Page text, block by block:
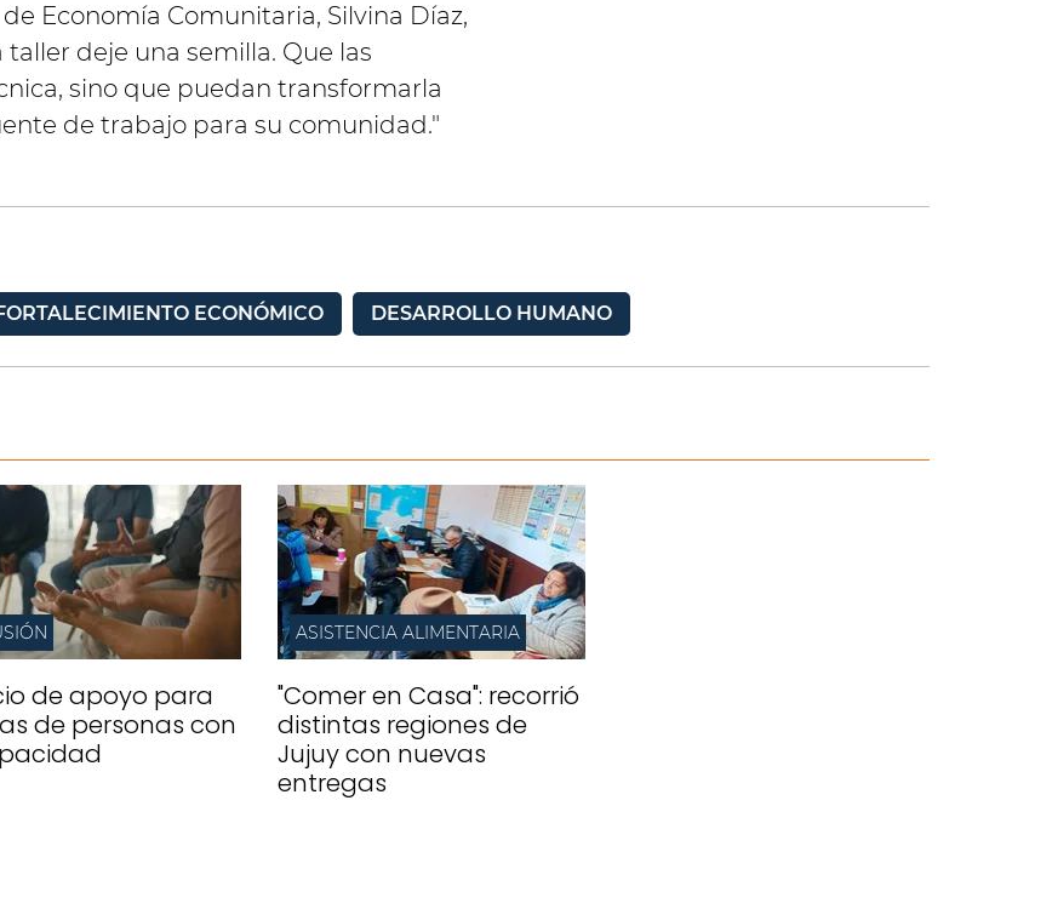
Economía Comunitaria, Silvina Díaz,
deje una semilla. Que las
sino que puedan transformarla
de trabajo para su comunidad."
ECONÓMICO DESARROLLO HUMANO
de apoyo para
de personas con
ASISTENCIA ALIMENTARIA
"Comer en Casa": recorrió
distintas regiones de
Jujuy con nuevas
entregas